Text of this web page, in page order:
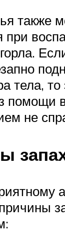
также
при
тела, то
помощи
не